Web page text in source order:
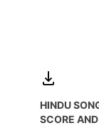
HINDU
SCORE